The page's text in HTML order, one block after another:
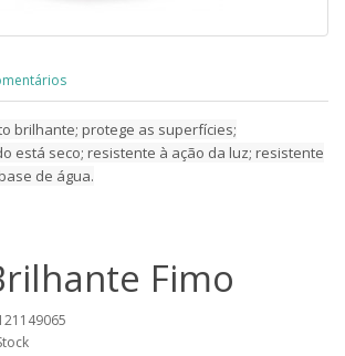
brilhante; protege as superfícies;
está seco; resistente à ação da luz; resistente
de água.
Fimo